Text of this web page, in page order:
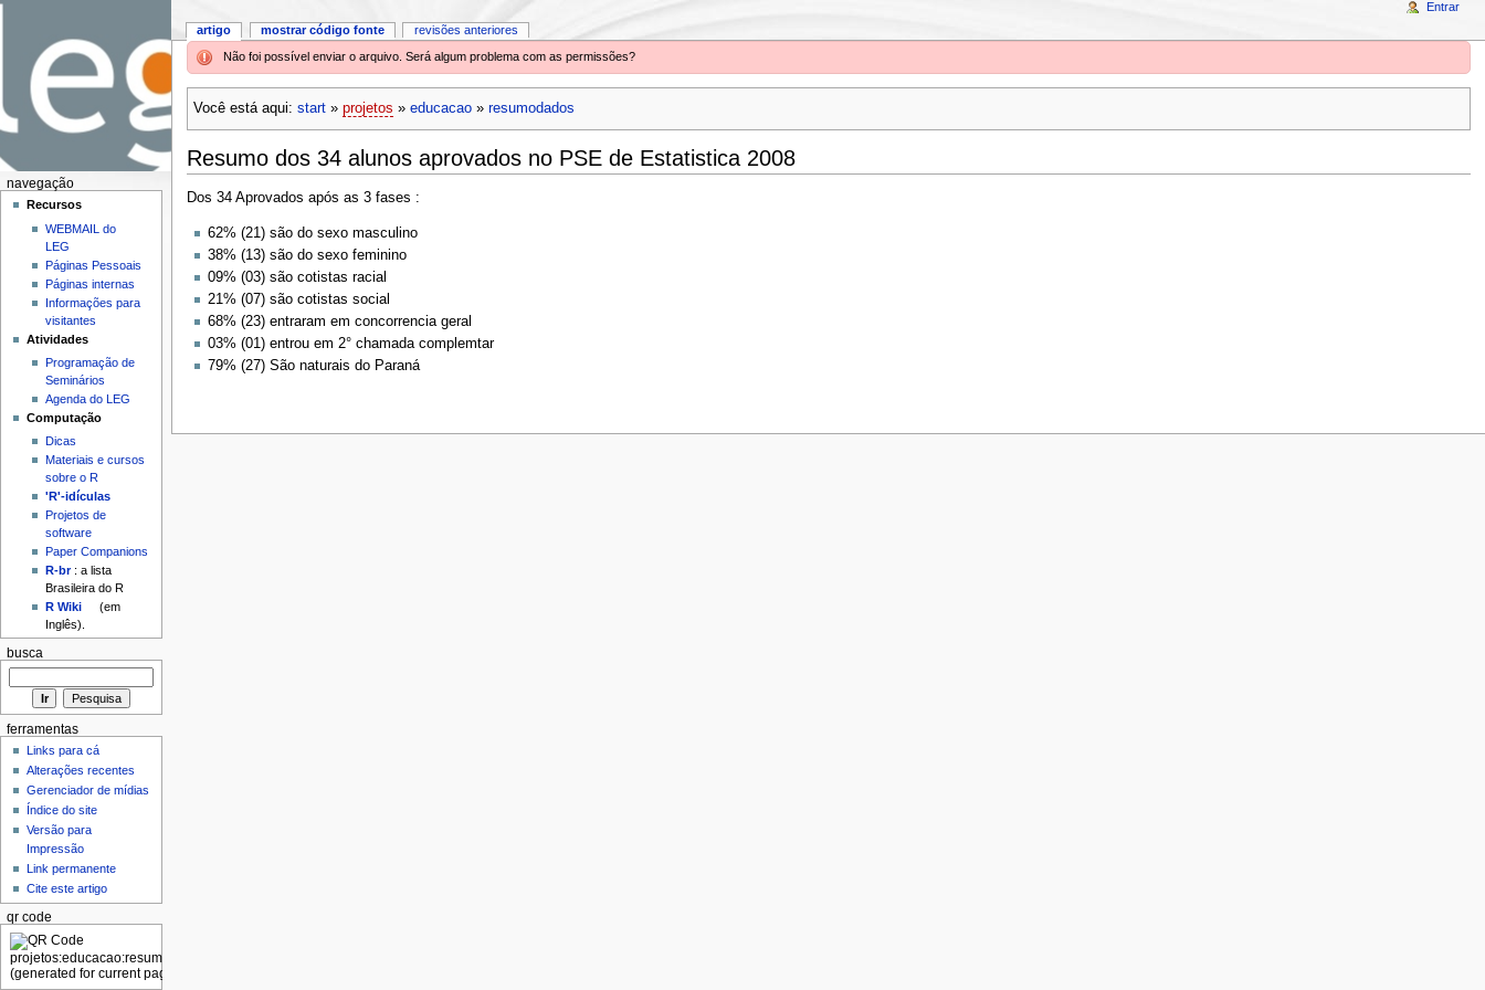
Não foi possível enviar o arquivo. Será algum problema com as permissões?
Você está aqui: start» projetos » educacao» resumodados
Resumo dos 34 alunos aprovados no PSE de Estatistica 2008
Dos 34 Aprovados após as 3 fases :
62% (21) são do sexo masculino
38% (13) são do sexo feminino
09% (03) são cotistas racial
21% (07) são cotistas social
68% (23) entraram em concorrencia geral
03% (01) entrou em 2° chamada complemtar
79% (27) São naturais do Paraná
artigo mostrar código fonte revisões anteriores
Entrar
navegação
Recursos
WEBMAIL do
LEG
Páginas Pessoais
Páginas internas
Informações para
visitantes
Atividades
Programação de
Seminários
Agenda do LEG
Computação
Dicas
Materiais e cursos
sobre o R
'R'-idículas
Projetos de
software
Paper Companions
R-br: a lista
Brasileira do R
R Wiki
(em
Inglês).
busca
ferramentas
Links para cá
Alterações recentes
Gerenciador de mídias
Índice do site
Versão para
Impressão
Link permanente
Cite este artigo
qr code